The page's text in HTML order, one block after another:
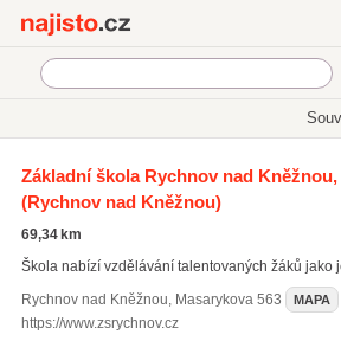
Úřad vlády ČR
Základní škola Rychnov nad Kněžnou,
(Rychnov nad Kněžnou)
69,34 km
Škola nabízí vzdělávání talentovaných žáků jako
Rychnov nad Kněžnou, Masarykova 563 MAPA
https://www.zsrychnov.cz